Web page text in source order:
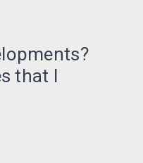
that I